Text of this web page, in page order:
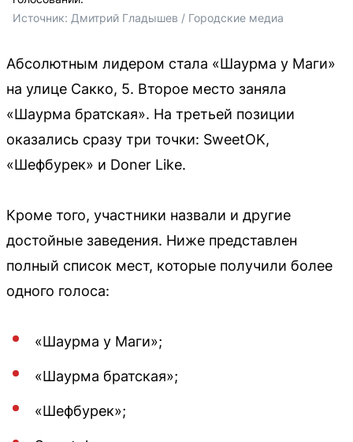
Источник: Дмитрий Гладышев / Городские медиа
Абсолютным лидером стала «Шаурма у Маги»
на улице Сакко, 5. Второе место заняла
«Шаурма братская». На третьей позиции
оказались сразу три точки: SweetOK,
«Шефбурек» и Doner Like.
Кроме того, участники назвали и другие
достойные заведения. Ниже представлен
полный список мест, которые получили более
одного голоса:
«Шаурма у Маги»;
«Шаурма братская»;
«Шефбурек»;